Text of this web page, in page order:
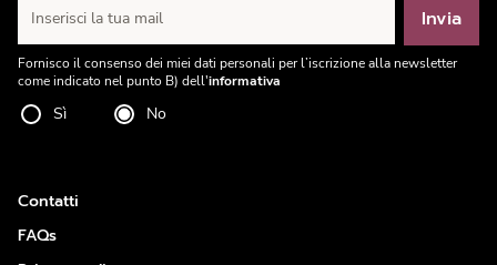
Inserisci la tua mail Invia
Fornisco il consenso dei miei dati personali per l’iscrizione alla newsletter
come indicato nel punto B) dell'informativa
Sì No
Contatti
FAQs